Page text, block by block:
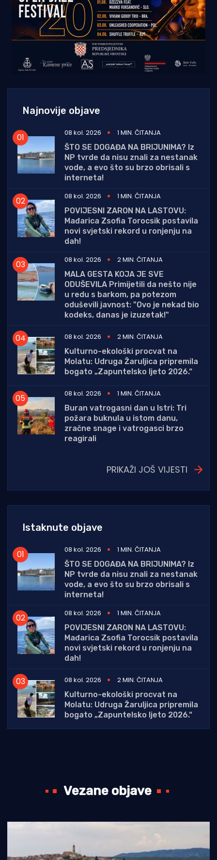
Najnovije objave
08 kol. 2026
1 MIN. ČITANJA
ŠTO SE DOGAĐA NA BRIJUNIMA? Iz
NP tvrde da nisu znali za nestanak
vode, a evo što su brzo obrisali s
interneta!
08 kol. 2026
1 MIN. ČITANJA
POVIJESNI ZARON NA LASTOVU:
Mađarica Zsofia Torocsik postavila
novi svjetski rekord u ronjenju na
dah!
08 kol. 2026
2 MIN. ČITANJA
MALA GESTA KOJA JE SVE
ODUŠEVILA Primijetili da nešto nije
u redu s barkom, pa potezom
oduševili javnost: "Ovo je nekad bio
kodeks, danas je izuzetak!"
08 kol. 2026
2 MIN. ČITANJA
Kulturno-ekološki procvat na
Molatu: Udruga Žaruljica pripremila
bogato „Zapuntelsko ljeto 2026.“
08 kol. 2026
1 MIN. ČITANJA
Buran vatrogasni dan u Istri: Tri
požara buknula u istom danu,
zračne snage i vatrogasci brzo
reagirali
PRIKAŽI JOŠ VIJESTI
Istaknute objave
08 kol. 2026
1 MIN. ČITANJA
ŠTO SE DOGAĐA NA BRIJUNIMA? Iz
NP tvrde da nisu znali za nestanak
vode, a evo što su brzo obrisali s
interneta!
08 kol. 2026
1 MIN. ČITANJA
POVIJESNI ZARON NA LASTOVU:
Mađarica Zsofia Torocsik postavila
novi svjetski rekord u ronjenju na
dah!
08 kol. 2026
2 MIN. ČITANJA
Kulturno-ekološki procvat na
Molatu: Udruga Žaruljica pripremila
bogato „Zapuntelsko ljeto 2026.“
Vezane objave